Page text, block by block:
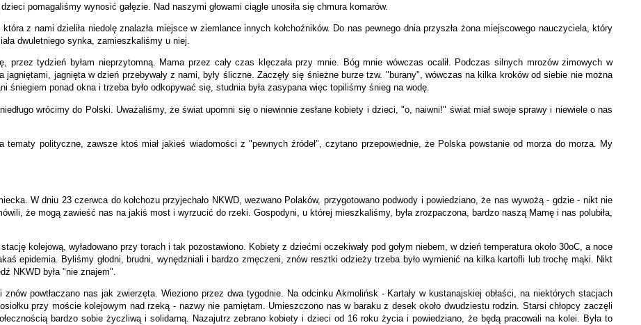
pomagaliśmy wynosić gałęzie. Nad naszymi głowami ciągle unosiła się chmura komarów.
z nami dzieliła niedolę znalazła miejsce w ziemlance innych kołchoźników. Do nas pewnego dnia przyszła żona miejscowego nauczyciela, który
dwuletniego synka, zamieszkaliśmy u niej.
przez tydzień byłam nieprzytomną. Mama przez cały czas klęczała przy mnie. Bóg mnie wówczas ocalił. Podczas silnych mrozów zimowych w
jagnięta w dzień przebywały z nami, były śliczne. Zaczęły się śnieżne burze tzw. "burany", wówczas na kilka kroków od siebie nie można
śniegiem ponad okna i trzeba było odkopywać się, studnia była zasypana więc topiliśmy śnieg na wodę.
wrócimy do Polski. Uważaliśmy, że świat upomni się o niewinnie zesłane kobiety i dzieci, "o, naiwni!" świat miał swoje sprawy i niewiele o nas
tematy polityczne, zawsze ktoś miał jakieś wiadomości z "pewnych źródeł", czytano przepowiednie, że Polska powstanie od morza do morza. My
W dniu 23 czerwca do kołchozu przyjechało NKWD, wezwano Polaków, przygotowano podwody i powiedziano, że nas wywożą - gdzie - nikt nie
że mogą zawieść nas na jakiś most i wyrzucić do rzeki. Gospodyni, u której mieszkaliśmy, była zrozpaczona, bardzo naszą Mamę i nas polubiła,
kolejową, wyładowano przy torach i tak pozostawiono. Kobiety z dziećmi oczekiwały pod gołym niebem, w dzień temperatura około 30oC, a noce
epidemia. Byliśmy głodni, brudni, wynędzniali i bardzo zmęczeni, znów resztki odzieży trzeba było wymienić na kilka kartofli lub trochę mąki. Nikt
NKWD była "nie znajem".
znów powtłaczano nas jak zwierzęta. Wieziono przez dwa tygodnie. Na odcinku Akmolińsk - Kartały w kustanajskiej obłaści, na niektórych stacjach
przy moście kolejowym nad rzeką - nazwy nie pamiętam. Umieszczono nas w baraku z desek około dwudziestu rodzin. Starsi chłopcy zaczęli
bardzo sobie życzliwą i solidarną. Nazajutrz zebrano kobiety i dzieci od 16 roku życia i powiedziano, że będą pracowali na kolei. Była to